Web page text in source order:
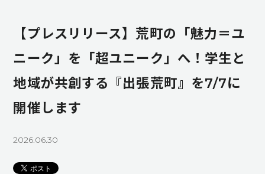
【プレスリリース】荒町の「魅力＝ユ
ニーク」を「超ユニーク」へ！学生と
地域が共創する『出張荒町』を7/7に
開催します
2026.06.30